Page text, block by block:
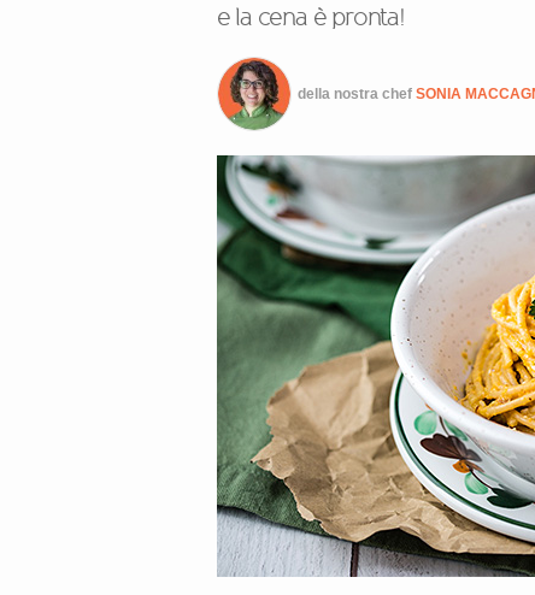
e la cena è pronta!
della nostra chef SONIA